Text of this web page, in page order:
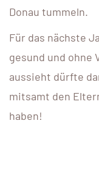
Donau tummeln.
Für das nächste
gesund und ohne
aussieht dürfte
mitsamt den
haben!